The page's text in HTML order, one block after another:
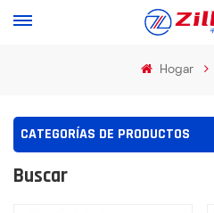
Hogar
CATEGORÍAS DE PRODUCTOS
Buscar